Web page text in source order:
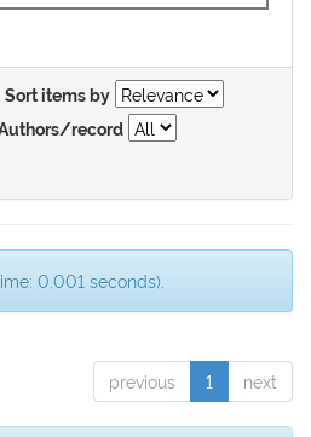
Sort items by
record
0.001 seconds).
previous 1 next